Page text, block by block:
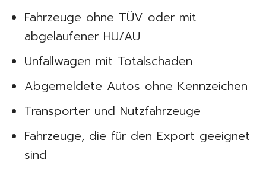
Fahrzeuge ohne TÜV oder mit
abgelaufener HU/AU
Unfallwagen mit Totalschaden
Abgemeldete Autos ohne Kennzeichen
Transporter und Nutzfahrzeuge
Fahrzeuge, die für den Export geeignet
sind